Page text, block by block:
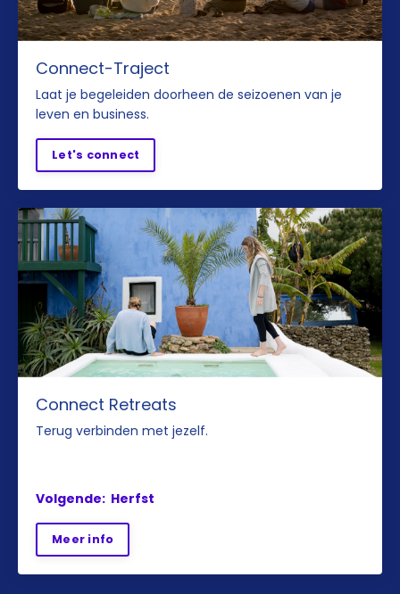
Connect-Traject
Laat je begeleiden doorheen de seizoenen van je
leven en business.
Let's connect
Connect Retreats
Terug verbinden met jezelf.
Volgende: Herfst
Meer info